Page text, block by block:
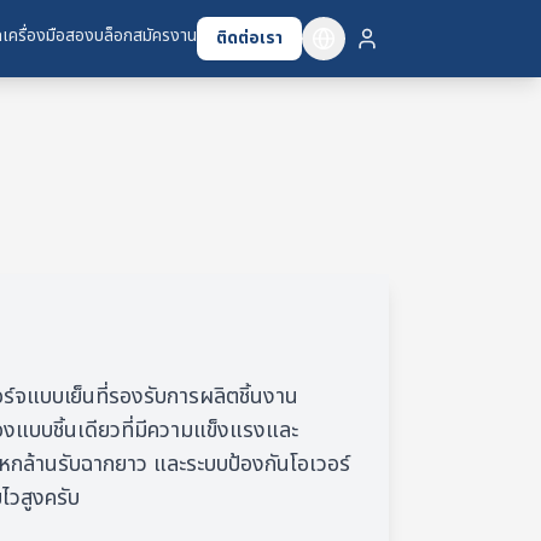
ครื่องมือสองบล็อกสมัครงาน ติดต่อเรา
จแบบเย็นที่รองรับการผลิตชิ้นงาน
แบบชิ้นเดียวที่มีความแข็งแรงและ
ล้านรับฉากยาว และระบบป้องกันโอเวอร์
วสูงครับ